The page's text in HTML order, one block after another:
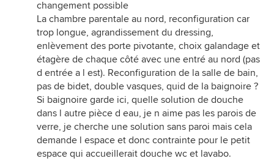
changement possible
La chambre parentale au nord, reconfiguration car
trop longue, agrandissement du dressing,
enlèvement des porte pivotante, choix galandage et
étagère de chaque côté avec une entré au nord (pas
d entrée a l est). Reconfiguration de la salle de bain,
pas de bidet, double vasques, quid de la baignoire ?
Si baignoire garde ici, quelle solution de douche
dans l autre pièce d eau, je n aime pas les parois de
verre, je cherche une solution sans paroi mais cela
demande l espace et donc contrainte pour le petit
espace qui accueillerait douche wc et lavabo.